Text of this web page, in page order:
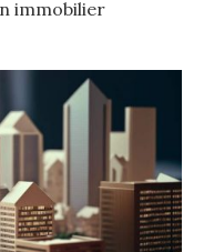
immobilier